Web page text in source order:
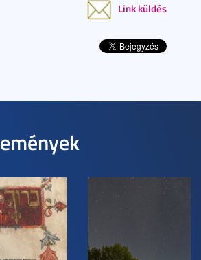
Link küldés